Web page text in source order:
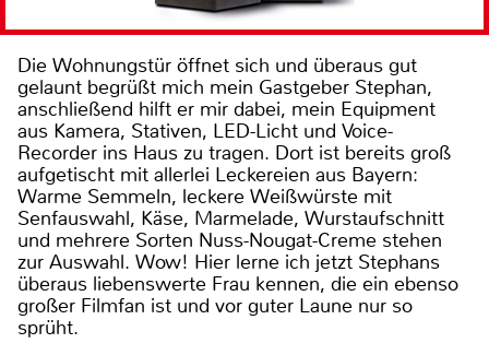
Die Wohnungstür öffnet sich und überaus gut
gelaunt begrüßt mich mein Gastgeber Stephan,
anschließend hilft er mir dabei, mein Equipment
aus Kamera, Stativen, LED-Licht und Voice-
Recorder ins Haus zu tragen. Dort ist bereits groß
aufgetischt mit allerlei Leckereien aus Bayern:
Warme Semmeln, leckere Weißwürste mit
Senfauswahl, Käse, Marmelade, Wurstaufschnitt
und mehrere Sorten Nuss-Nougat-Creme stehen
zur Auswahl. Wow! Hier lerne ich jetzt Stephans
überaus liebenswerte Frau kennen, die ein ebenso
großer Filmfan ist und vor guter Laune nur so
sprüht.